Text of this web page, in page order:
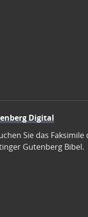
Digital
Sie das Faksimile
Gutenberg Bibel.